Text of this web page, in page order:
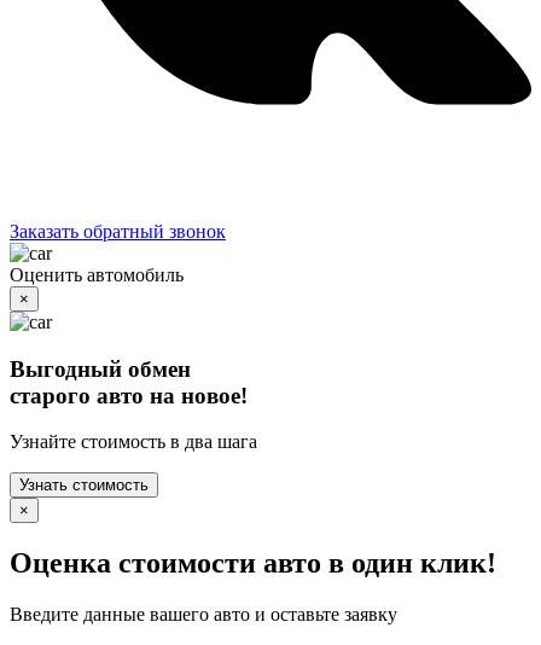
Заказать обратный звонок
Оценить автомобиль
×
Выгодный обмен
старого авто на новое!
Узнайте стоимость в два шага
Узнать стоимость
×
Оценка стоимости авто в один клик!
Введите данные вашего авто и оставьте заявку